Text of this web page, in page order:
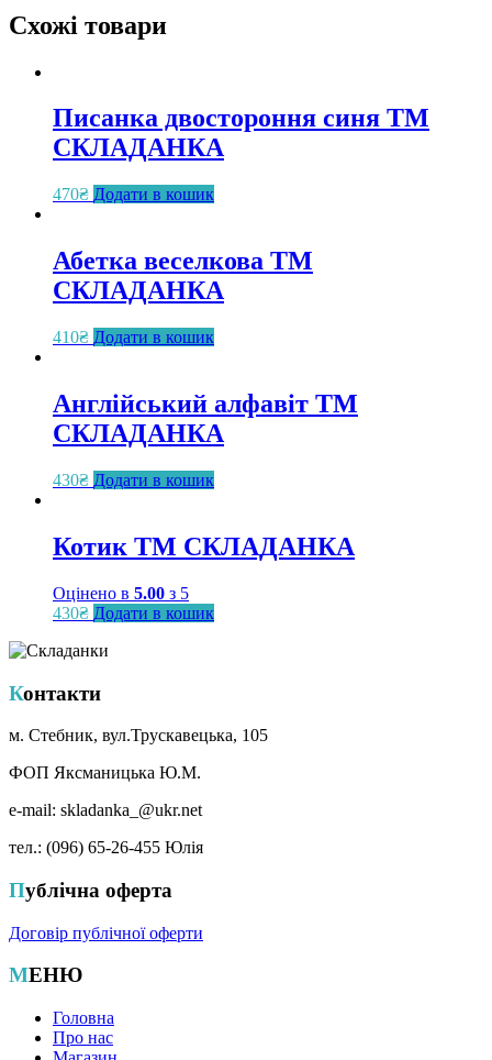
Схожі товари
Писанка двостороння синя ТМ
СКЛАДАНКА
470₴ Додати в кошик
Абетка веселкова ТМ
СКЛАДАНКА
410₴ Додати в кошик
Англійський алфавіт ТМ
СКЛАДАНКА
430₴ Додати в кошик
Котик ТМ СКЛАДАНКА
Оцінено в 5.00 з 5
430₴ Додати в кошик
Контакти
м. Стебник, вул.Трускавецька, 105
ФОП Яксманицька Ю.М.
e-mail: skladanka_@ukr.net
тел.: (096) 65-26-455 Юлія
Публічна оферта
Договір публічної оферти
МЕНЮ
Головна
Про нас